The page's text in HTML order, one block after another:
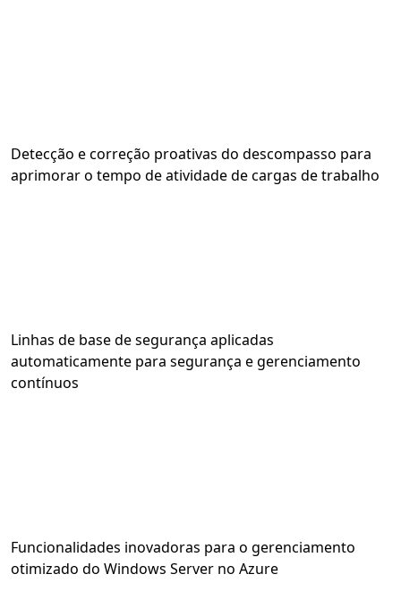
Detecção e correção proativas do descompasso para
aprimorar o tempo de atividade de cargas de trabalho
Linhas de base de segurança aplicadas
automaticamente para segurança e gerenciamento
contínuos
Funcionalidades inovadoras para o gerenciamento
otimizado do Windows Server no Azure